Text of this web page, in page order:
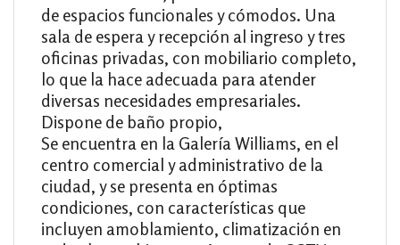
de espacios funcionales y cómodos. Una
sala de espera y recepción al ingreso y tres
oficinas privadas, con mobiliario completo,
lo que la hace adecuada para atender
diversas necesidades empresariales.
Dispone de baño propio,
Se encuentra en la Galería Williams, en el
centro comercial y administrativo de la
ciudad, y se presenta en óptimas
condiciones, con características que
incluyen amoblamiento, climatización en